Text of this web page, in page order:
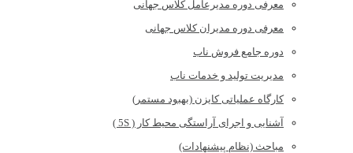
معرفی دوره مدیرعامل کلاس جهانی
معرفی دوره مدیران کلاس جهانی
دوره جامع فروش ناب
مدیریت تولید و خدمات ناب
کارگاه عملیاتی کایزن (بهبود مستمر)
آشنایی و اجرای آراستگی محیط کار ( 5S )
مباحث (نظام پیشنهادات)